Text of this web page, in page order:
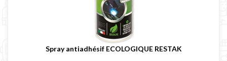
Spray antiadhésif ECOLOGIQUE RESTAK